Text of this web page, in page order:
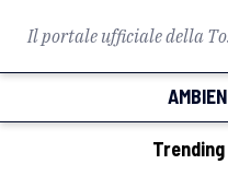
Il portale ufficiale della